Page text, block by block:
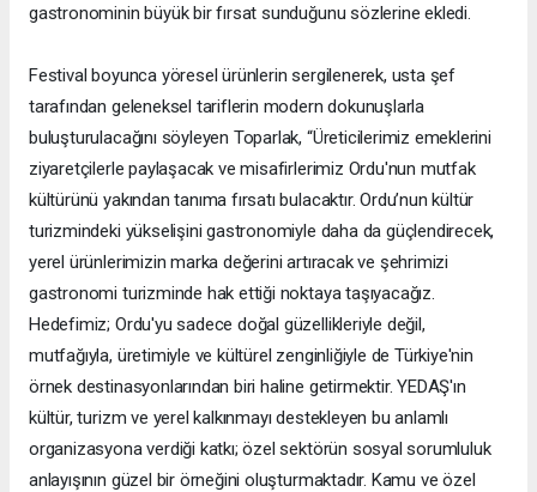
gastronominin büyük bir fırsat sunduğunu sözlerine ekledi.
Festival boyunca yöresel ürünlerin sergilenerek, usta şef
tarafından geleneksel tariflerin modern dokunuşlarla
buluşturulacağını söyleyen Toparlak, “Üreticilerimiz emeklerini
ziyaretçilerle paylaşacak ve misafirlerimiz Ordu'nun mutfak
kültürünü yakından tanıma fırsatı bulacaktır. Ordu’nun kültür
turizmindeki yükselişini gastronomiyle daha da güçlendirecek,
yerel ürünlerimizin marka değerini artıracak ve şehrimizi
gastronomi turizminde hak ettiği noktaya taşıyacağız.
Hedefimiz; Ordu'yu sadece doğal güzellikleriyle değil,
mutfağıyla, üretimiyle ve kültürel zenginliğiyle de Türkiye'nin
örnek destinasyonlarından biri haline getirmektir. YEDAŞ'ın
kültür, turizm ve yerel kalkınmayı destekleyen bu anlamlı
organizasyona verdiği katkı; özel sektörün sosyal sorumluluk
anlayışının güzel bir örneğini oluşturmaktadır. Kamu ve özel